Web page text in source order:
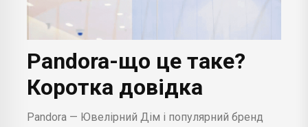
Pandora-що це таке?
Коротка довідка
Pandora — Ювелірний Дім і популярний бренд